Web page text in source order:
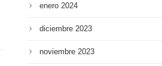
enero 2024
diciembre 2023
noviembre 2023